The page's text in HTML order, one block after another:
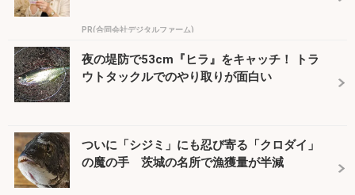
PR(合同会社デジタルファーム)
夜の堤防で53cm『ヒラ』をキャッチ！ トラ
ウトタックルでのやり取りが面白い
ついに「シジミ」にも忍び寄る「クロダイ」
の魔の手 茨城の名所で漁獲量が半減